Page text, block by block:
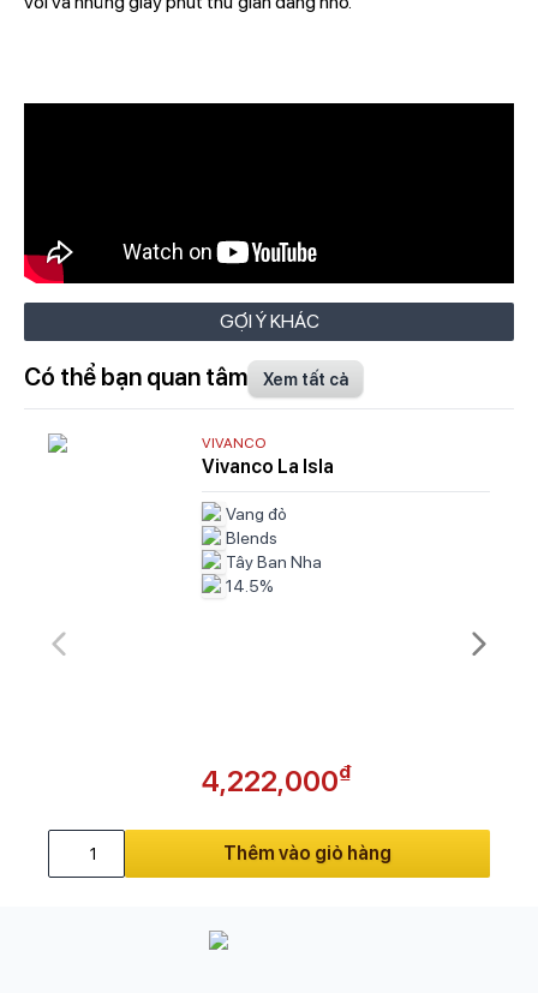
GỢI Ý KHÁC
Có thể bạn quan tâm Xem tất cả
VIVANCO
Vivanco La Isla
Vang đỏ
Blends
Tây Ban Nha
14.5%
4,222,000₫
Thêm vào giỏ hàng